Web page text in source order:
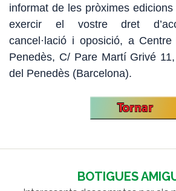
informat de les pròximes edicions
exercir el vostre dret
cancel·lació i oposició, a Centre
Penedès, C/ Pare Martí Grivé
del Penedès (Barcelona).
BOTIGUES